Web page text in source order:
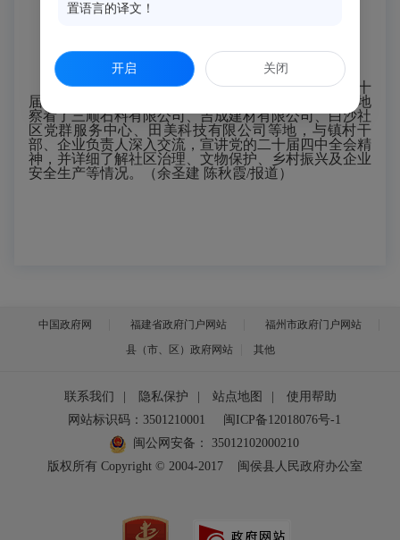
日前，闽侯县委书记吴永忠赴白沙镇宣讲党的二十
届四中全会精神并调研乡村振兴工作。吴永忠一行实地
察看了三顺石料有限公司、吉成建材有限公司、白沙社
区党群服务中心、田美科技有限公司等地，与镇村干
部、企业负责人深入交流，宣讲党的二十届四中全会精
神，并详细了解社区治理、文物保护、乡村振兴及企业
安全生产等情况。（余圣建 陈秋霞/报道）
中国政府网 福建省政府门户网站
福州市政府门户网站
县（市、区）政府网站
其他
联系我们 隐私保护 站点地图
使用帮助
网站标识码：3501210001
闽ICP备12018076号-1
闽公网安备：
35012102000210
版权所有 Copyright © 2004-2017
闽侯县人民政府办公室
置语言的译文！
开启 关闭